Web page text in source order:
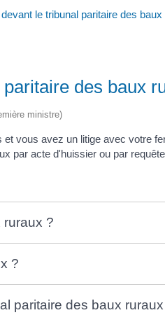
le tribunal paritaire des baux
des baux
ministre)
vous avez un litige avec votre
par acte d'huissier ou par
ruraux ?
?
paritaire des baux